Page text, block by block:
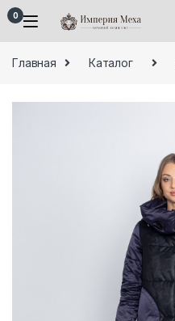
Skip to navigation
Skip to content
0
Главная Каталог